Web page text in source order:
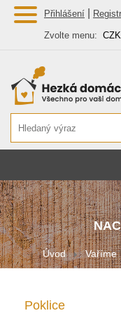
Přihlášení
Zvolte menu:
Úvod Vaříme
Poklice